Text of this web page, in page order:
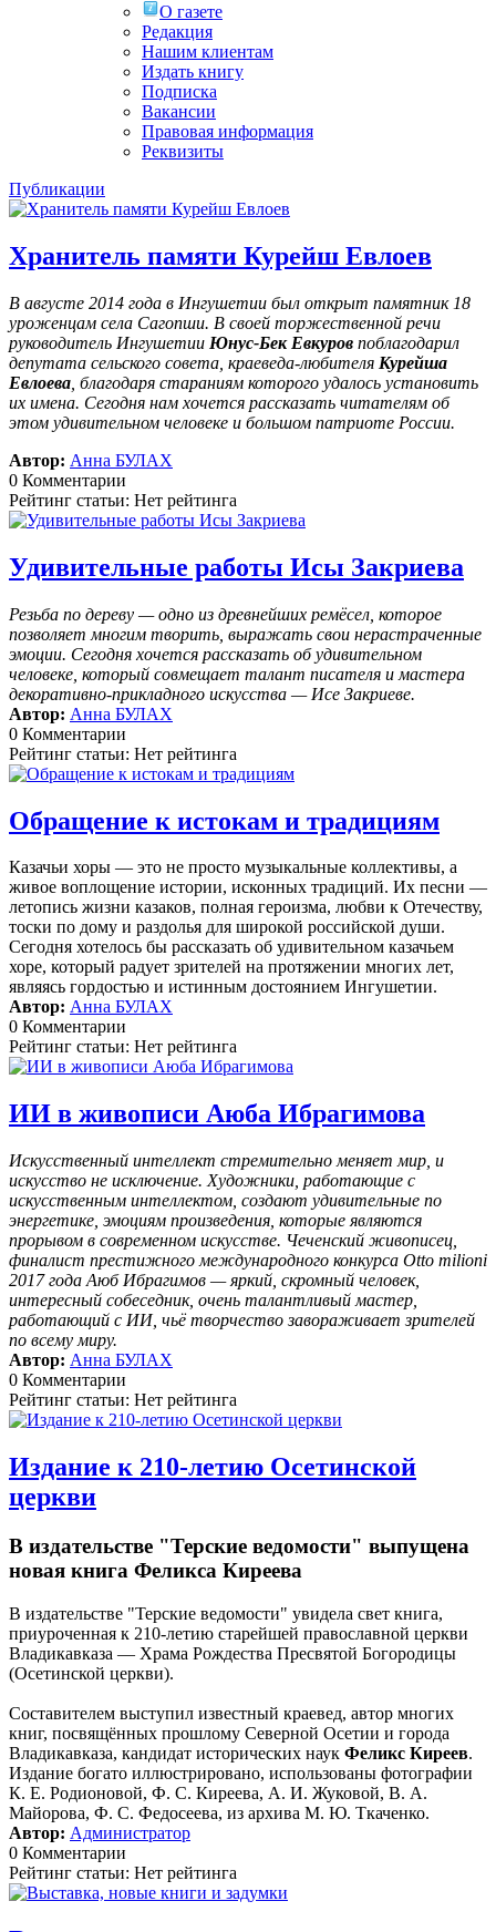
О газете
Редакция
Нашим клиентам
Издать книгу
Подписка
Вакансии
Правовая информация
Реквизиты
Публикации
Хранитель памяти Курейш Евлоев
В августе 2014 года в Ингушетии был открыт памятник 18
уроженцам села Сагопши. В своей торжественной речи
руководитель Ингушетии Юнус-Бек Евкуров поблагодарил
депутата сельского совета, краеведа-любителя Курейша
Евлоева , благодаря стараниям которого удалось установить
их имена. Сегодня нам хочется рассказать читателям об
этом удивительном человеке и большом патриоте России.
Автор: Анна БУЛАХ
0 Комментарии
Рейтинг статьи: Нет рейтинга
Удивительные работы Исы Закриева
Резьба по дереву — одно из древнейших ремёсел, которое
позволяет многим творить, выражать свои нерастраченные
эмоции. Сегодня хочется рассказать об удивительном
человеке, который совмещает талант писателя и мастера
декоративно-прикладного искусства — Исе Закриеве.
Автор: Анна БУЛАХ
0 Комментарии
Рейтинг статьи: Нет рейтинга
Обращение к истокам и традициям
Казачьи хоры — это не просто музыкальные коллективы, а
живое воплощение истории, исконных традиций. Их песни —
летопись жизни казаков, полная героизма, любви к Отечеству,
тоски по дому и раздолья для широкой российской души.
Сегодня хотелось бы рассказать об удивительном казачьем
хоре, который радует зрителей на протяжении многих лет,
являясь гордостью и истинным достоянием Ингушетии.
Автор: Анна БУЛАХ
0 Комментарии
Рейтинг статьи: Нет рейтинга
ИИ в живописи Аюба Ибрагимова
Искусственный интеллект стремительно меняет мир, и
искусство не исключение. Художники, работающие с
искусственным интеллектом, создают удивительные по
энергетике, эмоциям произведения, которые являются
прорывом в современном искусстве. Чеченский живописец,
финалист престижного международного конкурса Otto milioni
2017 года Аюб Ибрагимов — яркий, скромный человек,
интересный собеседник, очень талантливый мастер,
работающий с ИИ, чьё творчество завораживает зрителей
по всему миру.
Автор: Анна БУЛАХ
0 Комментарии
Рейтинг статьи: Нет рейтинга
Издание к 210-летию Осетинской
церкви
В издательстве "Терские ведомости" выпущена
новая книга Феликса Киреева
В издательстве "Терские ведомости" увидела свет книга,
приуроченная к 210-летию старейшей православной церкви
Владикавказа — Храма Рождества Пресвятой Богородицы
(Осетинской церкви).
Составителем выступил известный краевед, автор многих
книг, посвящённых прошлому Северной Осетии и города
Владикавказа, кандидат исторических наук Феликс Киреев.
Издание богато иллюстрировано, использованы фотографии
К. Е. Родионовой, Ф. С. Киреева, А. И. Жуковой, В. А.
Майорова, Ф. С. Федосеева, из архива М. Ю. Ткаченко.
Автор: Администратор
0 Комментарии
Рейтинг статьи: Нет рейтинга